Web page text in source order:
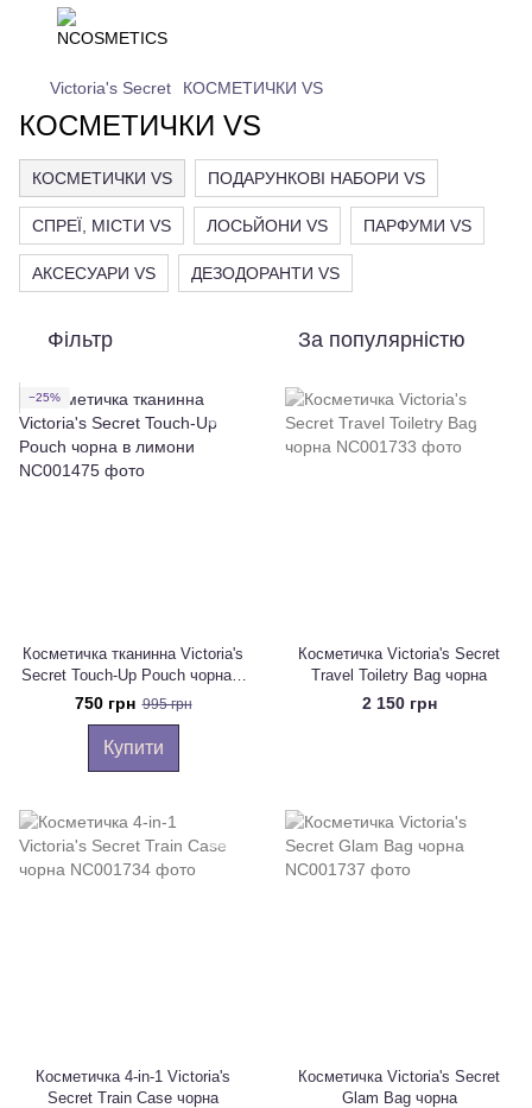
Victoria's Secret КОСМЕТИЧКИ VS
КОСМЕТИЧКИ VS
КОСМЕТИЧКИ VS ПОДАРУНКОВІ НАБОРИ VS
СПРЕЇ, МІСТИ VS ЛОСЬЙОНИ VS ПАРФУМИ VS
АКСЕСУАРИ VS ДЕЗОДОРАНТИ VS
Фільтр За популярністю
−25%
Косметичка тканинна Victoria's
Secret Touch-Up Pouch чорна в
лимони
750 грн 995 грн
Купити
Косметичка Victoria's Secret
Travel Toiletry Bag чорна
2 150 грн
Косметичка 4-in-1 Victoria's
Secret Train Case чорна
Косметичка Victoria's Secret
Glam Bag чорна